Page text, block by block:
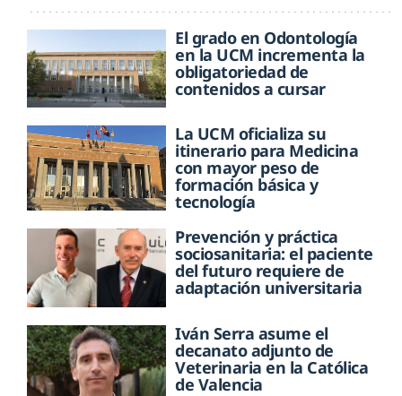
El grado en Odontología
en la UCM incrementa la
obligatoriedad de
contenidos a cursar
La UCM oficializa su
itinerario para Medicina
con mayor peso de
formación básica y
tecnología
Prevención y práctica
sociosanitaria: el paciente
del futuro requiere de
adaptación universitaria
Iván Serra asume el
decanato adjunto de
Veterinaria en la Católica
de Valencia